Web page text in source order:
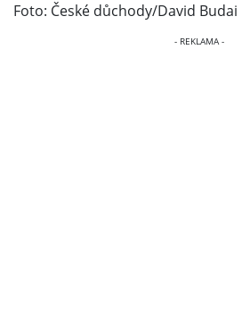
Foto: České důchody/David Budai